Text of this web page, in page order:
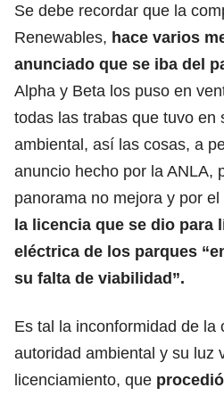
Se debe recordar que la
Renewables, hace varios
anunciado que se iba del
Alpha y Beta los puso en
todas las trabas que tuvo en
ambiental, así las cosas, a
anuncio hecho por la ANLA,
panorama no mejora y por
la licencia que se dio para
eléctrica de los parques
su falta de viabilidad”.
Es tal la inconformidad de la
autoridad ambiental y su luz
licenciamiento, que